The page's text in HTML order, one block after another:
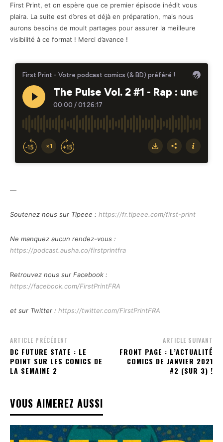
First Print, et on espère que ce premier épisode inédit vous
plaira. La suite est d’ores et déjà en préparation, mais nous
aurons besoins de moult partages pour assurer la meilleure
visibilité à ce format ! Merci d’avance !
—
Soutenez nous sur Tipeee : https://fr.tipeee.com/first-print
Ne manquez aucun rendez-vous :
https://podcast.ausha.co/firstprintfra
Retrouvez nous sur Facebook :
https://facebook.com/FirstPrintFRA
et sur Twitter : https://twitter.com/FirstPrintFRA
ARTICLE PRÉCÉDENT
DC FUTURE STATE : LE
POINT SUR LES COMICS DE
LA SEMAINE 2
ARTICLE SUIVANT
FRONT PAGE : L’ACTUALITÉ
COMICS DE JANVIER 2021
#2 (SUR 3) !
VOUS AIMEREZ AUSSI